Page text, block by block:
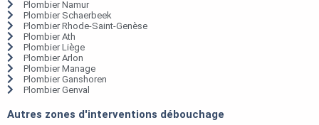
Plombier Namur
Plombier Schaerbeek
Plombier Rhode-Saint-Genèse
Plombier Ath
Plombier Liège
Plombier Arlon
Plombier Manage
Plombier Ganshoren
Plombier Genval
Autres zones d'interventions débouchage